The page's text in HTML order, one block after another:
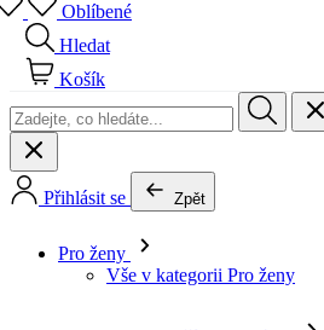
Oblíbené
Hledat
Košík
Přihlásit se Zpět
Pro ženy
Vše v kategorii Pro ženy